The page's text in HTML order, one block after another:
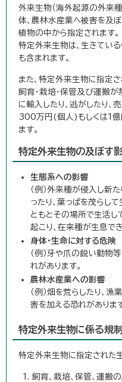
外来生物（海外起源の外来種
体、農林水産業へ被害を及
植物の中から指定されます。
特定外来生物は、生きている
も含まれます。
また、特定外来生物に指定さ
飼育・栽培・保管及び運搬
に輸入したり、逃がしたり、
300万円(個人)もしくは1億
ます。
特定外来生物の及ぼす
生態系への影響
（例）外来種が侵入し新
ったり、葉っぱを茂らし
ともとその場所で生活
起こり、在来種が生息で
身体・生命に対する危険
（例）牙や爪の鋭い動物
れがあります。
農林水産業への影響
（例）畑を荒らしたり、
害を加える恐れがあります
特定外来生物に係る規制
特定外来生物に指定された
飼育、栽培、保管、運搬